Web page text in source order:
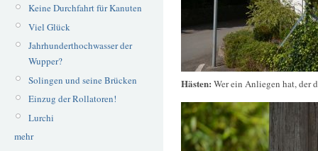
Keine Durchfahrt für Kanuten
Viel Glück
Jahrhunderthochwasser der
Wupper?
Solingen und seine Brücken
Einzug der Rollatoren!
Lurchi
mehr
Hästen: Wer ein Anliegen hat, der